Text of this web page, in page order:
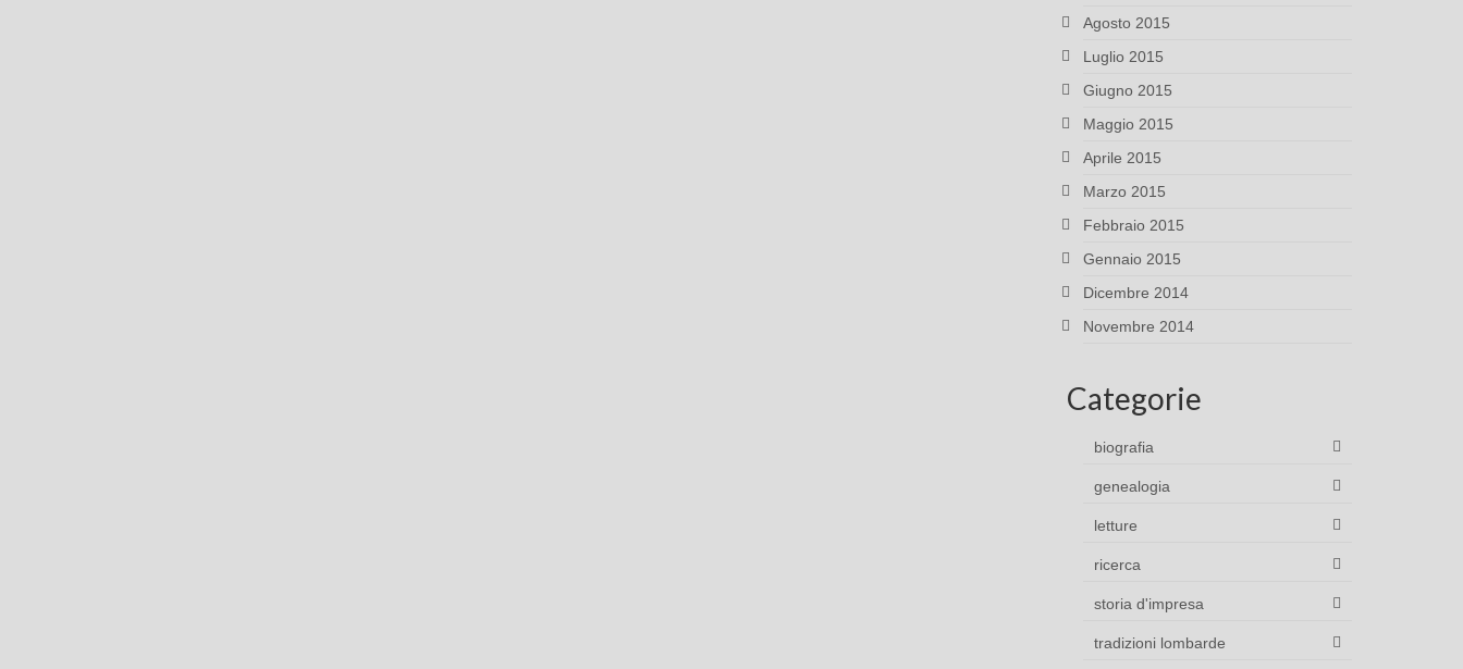
Agosto 2015
Luglio 2015
Giugno 2015
Maggio 2015
Aprile 2015
Marzo 2015
Febbraio 2015
Gennaio 2015
Dicembre 2014
Novembre 2014
Categorie
biografia
genealogia
letture
ricerca
storia d'impresa
tradizioni lombarde